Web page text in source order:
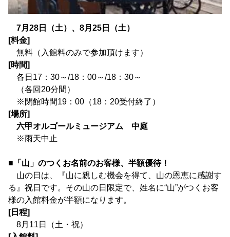
7月28日（土）、8月25日（土）
[料金]
無料（入館料のみで参加頂けます）
[時間]
各日17：30～/18：00～/18：30～
（各回20分間）
※閉館時間19：00（18：20受付終了）
[場所]
六甲オルゴールミュージアム 中庭
※雨天中止
■「山」のつくお名前のお客様、半額優待！
山の日は、『山に親しむ機会を得て、山の恩恵に感謝す
る』祝日です。その山の日限定で、姓名に“山”がつくお客
様の入館料金が半額になります。
[日程]
8月11日（土・祝）